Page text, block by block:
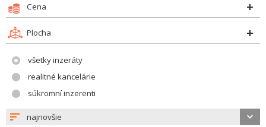
Cena
Plocha
všetky inzeráty
realitné kancelárie
súkromní inzerenti
najnovšie